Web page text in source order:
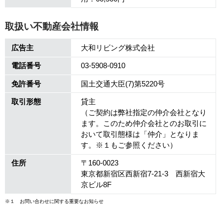
取扱い不動産会社情報
広告主 大和リビング株式会社
電話番号 03-5908-0910
免許番号 国土交通大臣(7)第5220号
取引形態
貸主
（ご契約は弊社指定の仲介会社となり
ます。このため仲介会社とのお取引に
おいて取引態様は「仲介」となりま
す。※１もご参照ください）
住所
〒160-0023
東京都新宿区西新宿7-21-3 西新宿大
京ビル8F
※１ お問い合わせに関する重要なお知らせ